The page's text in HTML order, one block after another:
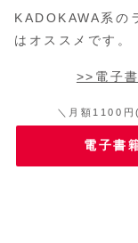
KADOKAWA系の
はオススメです。
>>電子
＼月額1100
電子書